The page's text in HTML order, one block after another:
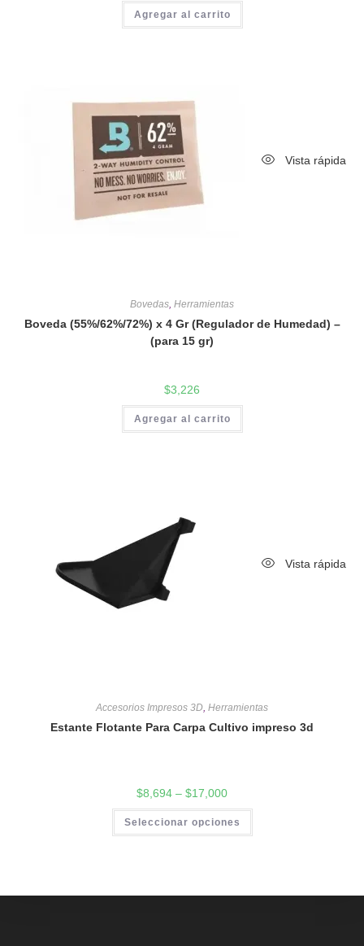
Agregar al carrito
Vista rápida
Bovedas, Herramientas
Boveda (55%/62%/72%) x 4 Gr (Regulador de Humedad) –
(para 15 gr)
$3,226
Agregar al carrito
Vista rápida
Accesorios Impresos 3D, Herramientas
Estante Flotante Para Carpa Cultivo impreso 3d
$8,694 – $17,000
Seleccionar opciones